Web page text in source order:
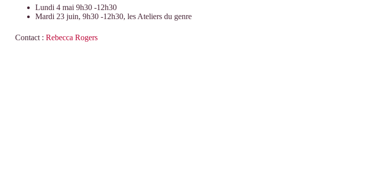
Lundi 4 mai 9h30 -12h30
Mardi 23 juin, 9h30 -12h30, les Ateliers du genre
Contact : Rebecca Rogers